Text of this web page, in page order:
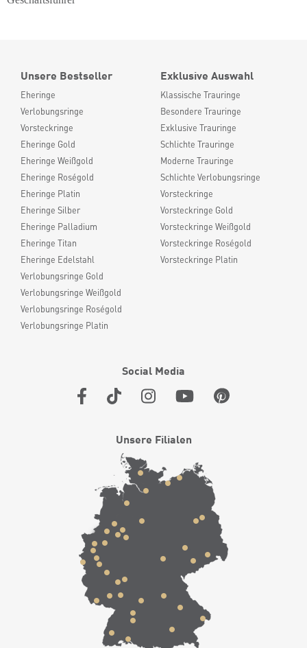
Unsere Bestseller
Eheringe
Verlobungsringe
Vorsteckringe
Eheringe Gold
Eheringe Weißgold
Eheringe Roségold
Eheringe Platin
Eheringe Silber
Eheringe Palladium
Eheringe Titan
Eheringe Edelstahl
Verlobungsringe Gold
Verlobungsringe Weißgold
Verlobungsringe Roségold
Verlobungsringe Platin
Exklusive Auswahl
Klassische Trauringe
Besondere Trauringe
Exklusive Trauringe
Schlichte Trauringe
Moderne Trauringe
Schlichte Verlobungsringe
Vorsteckringe
Vorsteckringe Gold
Vorsteckringe Weißgold
Vorsteckringe Roségold
Vorsteckringe Platin
Social Media
Unsere Filialen